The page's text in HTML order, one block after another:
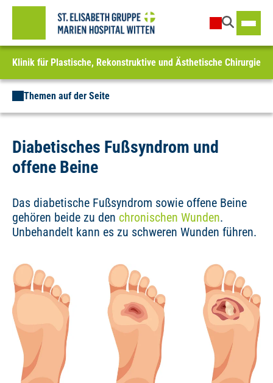
Klinik für Plastische, Rekonstruktive und Ästhetische Chirurgie
Themen auf der Seite
Diabetisches Fußsyndrom und
offene Beine
Das diabetische Fußsyndrom sowie offene Beine
gehören beide zu den chronischen Wunden.
Unbehandelt kann es zu schweren Wunden führen.